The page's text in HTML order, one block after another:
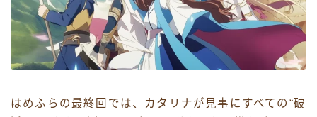
はめふらの最終回では、カタリナが見事にすべての“破